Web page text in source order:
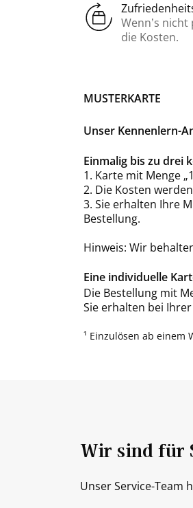
Wenn’s
die Kosten.
MUSTERKARTE
Unser Kennenlern-
Einmalig bis zu drei
1. Karte mit Menge
2. Die Kosten
3. Sie erhalten Ihre
Bestellung.
Hinweis: Wir
Eine individuelle
Die Bestellung mit
Sie erhalten bei
¹ Einzulösen ab einem
Wir sind für
Unser Service-Team